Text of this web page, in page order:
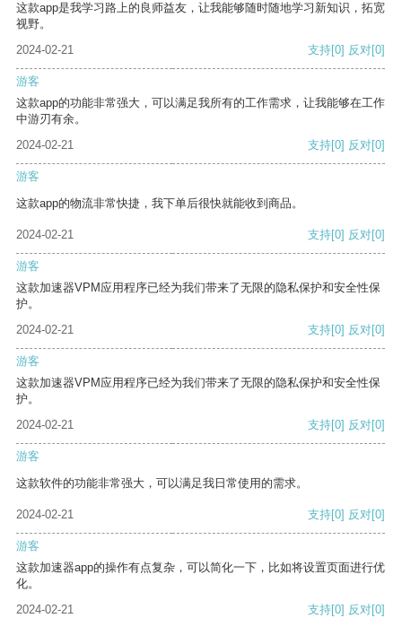
这款app是我学习路上的良师益友，让我能够随时随地学习新知识，拓宽
视野。
2024-02-21
支持[0] 反对[0]
游客
这款app的功能非常强大，可以满足我所有的工作需求，让我能够在工作
中游刃有余。
2024-02-21
支持[0] 反对[0]
游客
这款app的物流非常快捷，我下单后很快就能收到商品。
2024-02-21 支持[0] 反对[0]
游客
这款加速器VPM应用程序已经为我们带来了无限的隐私保护和安全性保
护。
2024-02-21
支持[0] 反对[0]
游客
这款加速器VPM应用程序已经为我们带来了无限的隐私保护和安全性保
护。
2024-02-21
支持[0] 反对[0]
游客
这款软件的功能非常强大，可以满足我日常使用的需求。
2024-02-21 支持[0] 反对[0]
游客
这款加速器app的操作有点复杂，可以简化一下，比如将设置页面进行优
化。
2024-02-21
支持[0] 反对[0]